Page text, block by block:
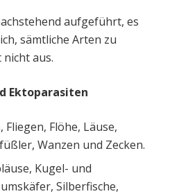
aufgeführt, es
sämtliche Arten zu
aus.
Ektoparasiten
Fliegen, Flöhe, Läuse,
Wanzen und Zecken.
Kugel- und
Silberfische,